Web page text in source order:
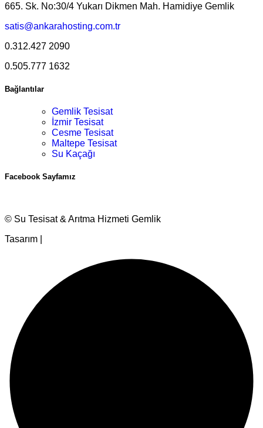
665. Sk. No:30/4 Yukarı Dikmen Mah. Hamidiye Gemlik
satis@ankarahosting.com.tr
0.312.427 2090
0.505.777 1632
Bağlantılar
Gemlik Tesisat
İzmir Tesisat
Cesme Tesisat
Maltepe Tesisat
Su Kaçağı
Facebook Sayfamız
© Su Tesisat & Arıtma Hizmeti Gemlik
Tasarım |